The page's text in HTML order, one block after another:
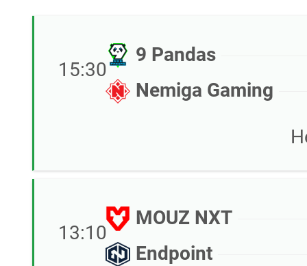
15:30
9 Pandas
Nemiga Gaming
13:10
MOUZ NXT
Endpoint